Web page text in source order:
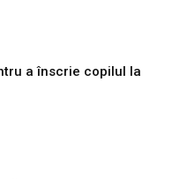
a înscrie copilul la